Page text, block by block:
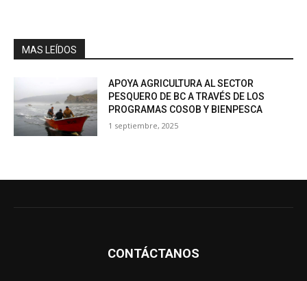
MAS LEÍDOS
APOYA AGRICULTURA AL SECTOR
PESQUERO DE BC A TRAVÉS DE LOS
PROGRAMAS COSOB Y BIENPESCA
1 septiembre, 2025
CONTÁCTANOS